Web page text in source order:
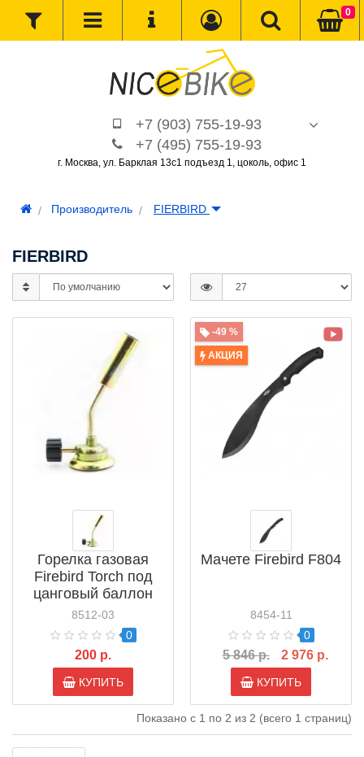
+7 (903) 755-19-93
+7 (495) 755-19-93
г. Москва, ул. Барклая 13с1 подъезд 1, цоколь, офис 1
0
Производитель FIERBIRD
FIERBIRD
Горелка газовая
Firebird Torch под
цанговый баллон
8512-03
0
200 р.
КУПИТЬ
-49 %
АКЦИЯ
Мачете Firebird F804
8454-11
0
5 846 р. 2 976 р.
КУПИТЬ
Показано с 1 по 2 из 2 (всего 1 страниц)